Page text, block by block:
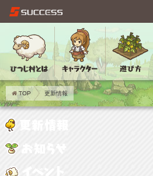
TOP 更新情報